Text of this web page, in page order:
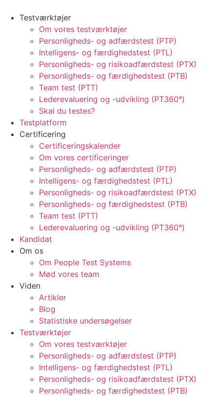
Testværktøjer
Om vores testværktøjer
Personligheds- og adfærdstest (PTP)
Intelligens- og færdighedstest (PTL)
Personligheds- og risikoadfærdstest (PTX)
Personligheds- og færdighedstest (PTB)
Team test (PTT)
Lederevaluering og -udvikling (PT360°)
Skal du testes?
Testplatform
Certificering
Certificeringskalender
Om vores certificeringer
Personligheds- og adfærdstest (PTP)
Intelligens- og færdighedstest (PTL)
Personligheds- og risikoadfærdstest (PTX)
Personligheds- og færdighedstest (PTB)
Team test (PTT)
Lederevaluering og -udvikling (PT360°)
Kandidat
Om os
Om People Test Systems
Mød vores team
Viden
Artikler
Blog
Statistiske undersøgelser
Testværktøjer
Om vores testværktøjer
Personligheds- og adfærdstest (PTP)
Intelligens- og færdighedstest (PTL)
Personligheds- og risikoadfærdstest (PTX)
Personligheds- og færdighedstest (PTB)